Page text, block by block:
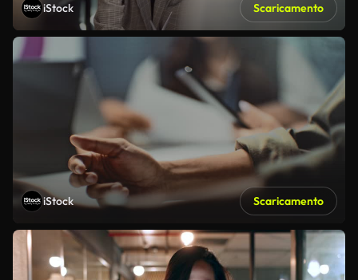
iStock Scaricamento
iStock Scaricamento